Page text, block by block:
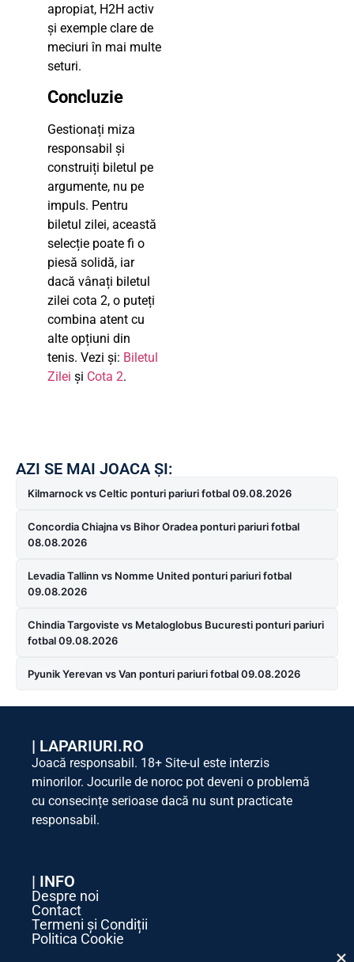
apropiat, H2H activ
și exemple clare de
meciuri în mai multe
seturi.
Concluzie
Gestionați miza
responsabil și
construiți biletul pe
argumente, nu pe
impuls. Pentru
biletul zilei, această
selecție poate fi o
piesă solidă, iar
dacă vânați biletul
zilei cota 2, o puteți
combina atent cu
alte opțiuni din
tenis. Vezi și: Biletul
Zilei și Cota 2.
AZI SE MAI JOACA ȘI:
Kilmarnock vs Celtic ponturi pariuri fotbal 09.08.2026
Concordia Chiajna vs Bihor Oradea ponturi pariuri fotbal
08.08.2026
Levadia Tallinn vs Nomme United ponturi pariuri fotbal
09.08.2026
Chindia Targoviste vs Metaloglobus Bucuresti ponturi pariuri
fotbal 09.08.2026
Pyunik Yerevan vs Van ponturi pariuri fotbal 09.08.2026
| LAPARIURI.RO
Joacă responsabil. 18+ Site-ul este interzis
minorilor. Jocurile de noroc pot deveni o problemă
cu consecințe serioase dacă nu sunt practicate
responsabil.
| INFO
Despre noi
Contact
Termeni și Condiții
Politica Cookie